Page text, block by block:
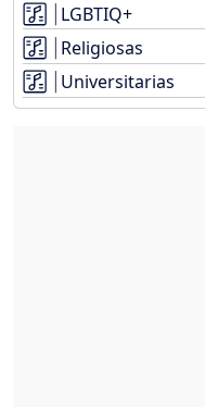
LGBTIQ+
Religiosas
Universitarias